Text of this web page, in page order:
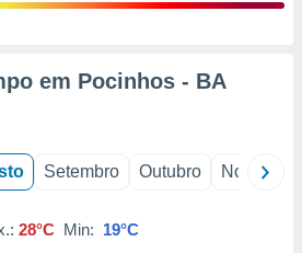
em Pocinhos - BA
Setembro Outubro Novembro
28°C Min: 19°C